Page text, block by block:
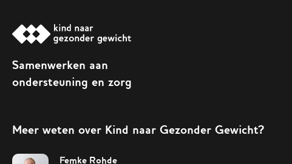
Samenwerken aan
ondersteuning en zorg
Meer weten over Kind naar Gezonder Gewicht?
Femke Rohde